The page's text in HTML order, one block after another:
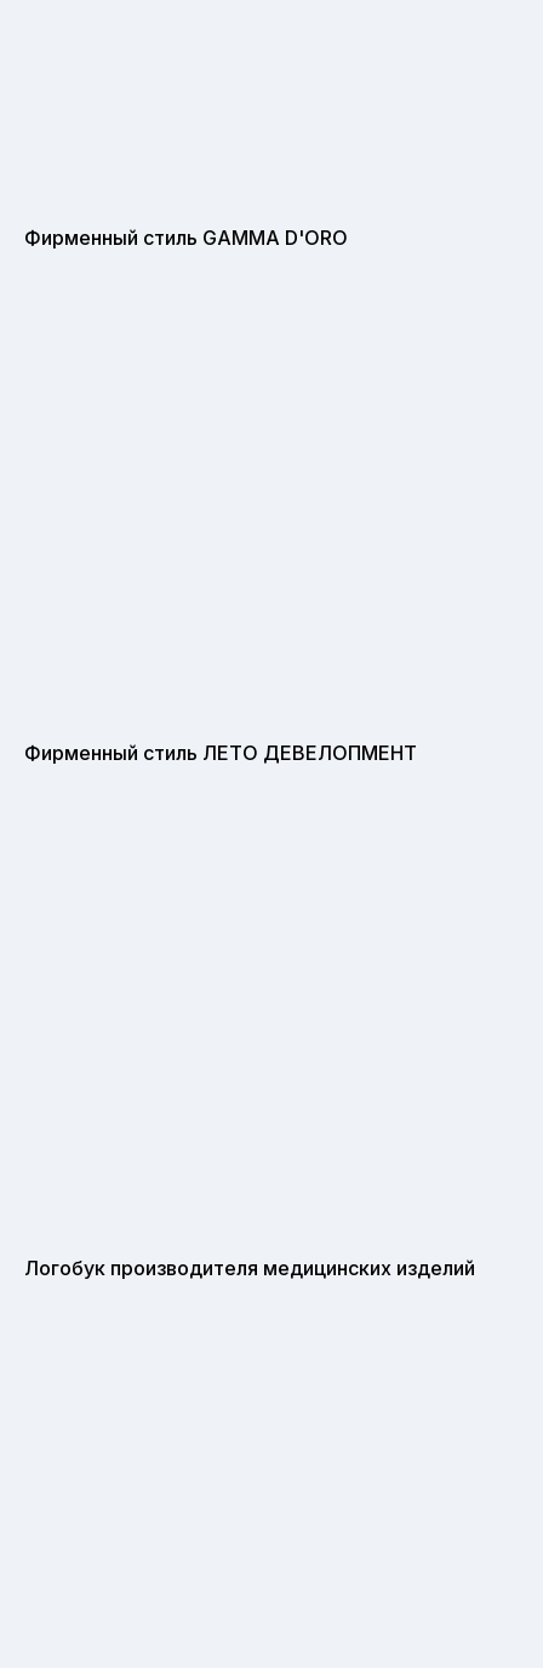
Фирменный стиль GAMMA D'ORO
Фирменный стиль ЛЕТО ДЕВЕЛОПМЕНТ
Логобук производителя медицинских изделий